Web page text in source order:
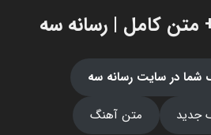
متن کامل | رسانه سه
در سایت رسانه سه
جدید
متن آهنگ